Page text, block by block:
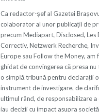
Ca redactor-șef al Gazetei
colaborator al unor publicații de
precum Mediapart, Disclosed, Les
Correctiv, Netzwerk Recherche,
Europe sau Follow the Money, am
ghidat de convingerea că presa nu
o simplă tribună pentru declarații
instrument de investigare, de
ultimul rând, de responsabilizare a
iau decizii cu impact asupra